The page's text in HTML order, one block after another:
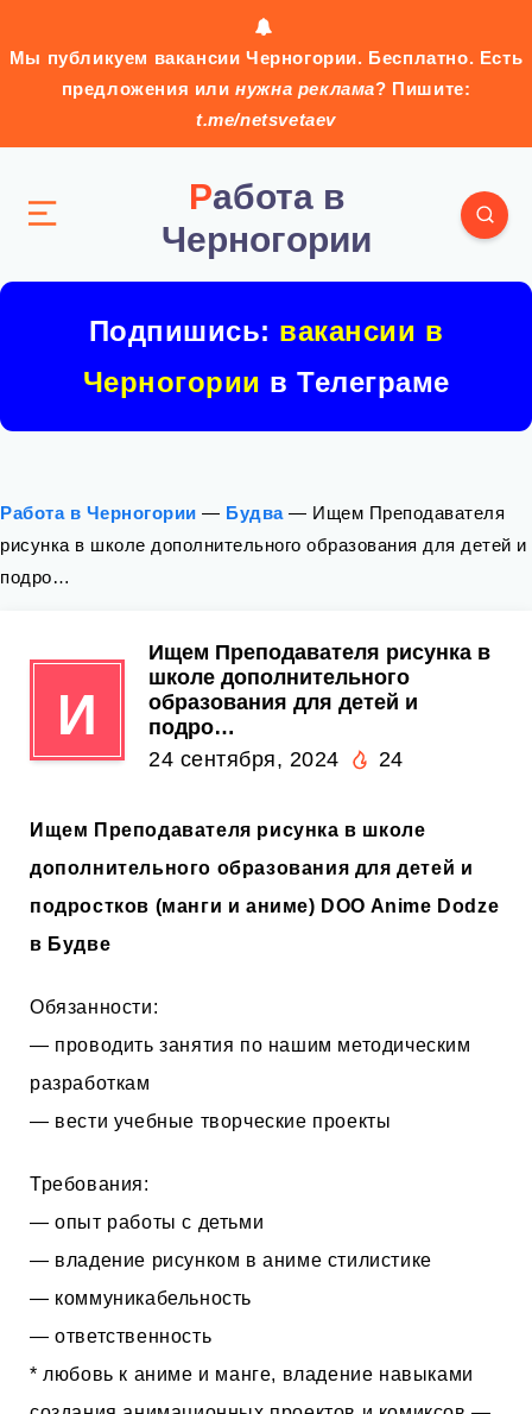
Мы публикуем вакансии Черногории. Бесплатно. Есть
предложения илинужна реклама? Пишите:
t.me/netsvetaev
Работа в
Черногории
Подпишись: вакансии в
Черногории в Телеграме
Работа в Черногории — Будва— Ищем Преподавателя
рисунка в школе дополнительного образования для детей и
подро…
И
Ищем Преподавателя рисунка в
школе дополнительного
образования для детей и
подро…
24 сентября, 2024
24
Ищем Преподавателя рисунка в школе
дополнительного образования для детей и
подростков (манги и аниме) DOO Anime Dodze
в Будве
Обязанности:
— проводить занятия по нашим методическим
разработкам
— вести учебные творческие проекты
Требования:
— опыт работы с детьми
— владение рисунком в аниме стилистике
— коммуникабельность
— ответственность
* любовь к аниме и манге, владение навыками